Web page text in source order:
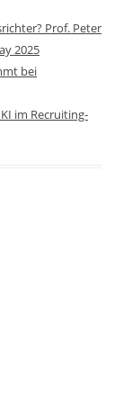
Prof. Peter
2025
bei
im Recruiting-